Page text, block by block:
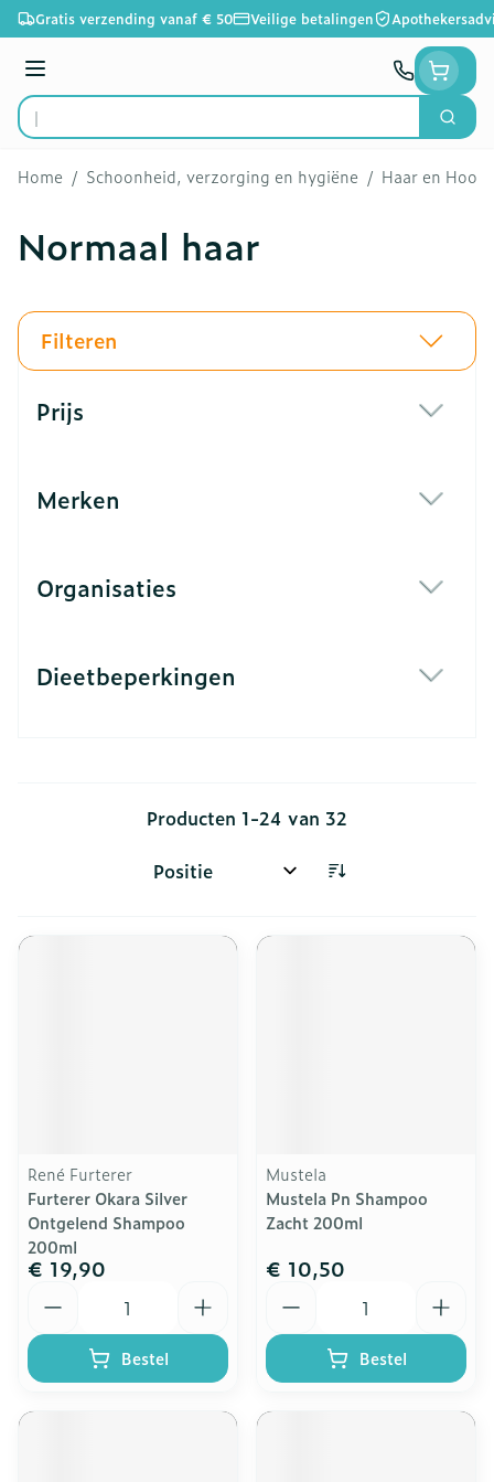
Ga naar de inhoud
Gratis verzending vanaf € 50 Veilige betalingen
Menu
Product, merk, categorie...
Zoek
Home / Schoonheid, verzorging en hygiëne / Haar en Hoofd
Normaal haar
Filteren
Prijs
Merken
Organisaties
Dieetbeperkingen
Producten 1-24 van 32
Sorteer op:
René Furterer
Furterer Okara Silver
Ontgelend Shampoo
200ml
€ 19,90
Bestel
Mustela
Mustela Pn Shampoo
Zacht 200ml
€ 10,50
Bestel